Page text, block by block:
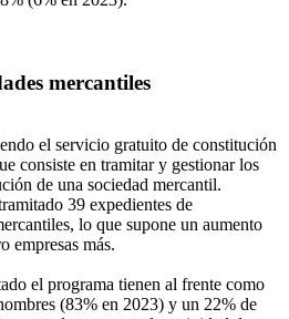
mercantiles
el servicio gratuito de constitución
consiste en tramitar y gestionar los
de una sociedad mercantil.
39 expedientes de
lo que supone un aumento
empresas más.
el programa tienen al frente como
(83% en 2023) y un 22% de